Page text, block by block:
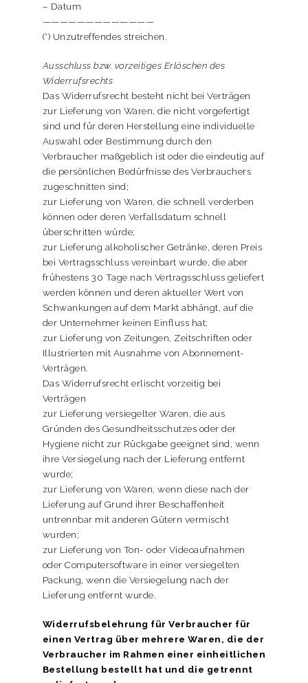
– Datum
—————————————
(*) Unzutreffendes streichen.
Ausschluss bzw. vorzeitiges Erlöschen des
Widerrufsrechts
Das Widerrufsrecht besteht nicht bei Verträgen
zur Lieferung von Waren, die nicht vorgefertigt
sind und für deren Herstellung eine individuelle
Auswahl oder Bestimmung durch den
Verbraucher maßgeblich ist oder die eindeutig auf
die persönlichen Bedürfnisse des Verbrauchers
zugeschnitten sind;
zur Lieferung von Waren, die schnell verderben
können oder deren Verfallsdatum schnell
überschritten würde;
zur Lieferung alkoholischer Getränke, deren Preis
bei Vertragsschluss vereinbart wurde, die aber
frühestens 30 Tage nach Vertragsschluss geliefert
werden können und deren aktueller Wert von
Schwankungen auf dem Markt abhängt, auf die
der Unternehmer keinen Einfluss hat;
zur Lieferung von Zeitungen, Zeitschriften oder
Illustrierten mit Ausnahme von Abonnement-
Verträgen.
Das Widerrufsrecht erlischt vorzeitig bei
Verträgen
zur Lieferung versiegelter Waren, die aus
Gründen des Gesundheitsschutzes oder der
Hygiene nicht zur Rückgabe geeignet sind, wenn
ihre Versiegelung nach der Lieferung entfernt
wurde;
zur Lieferung von Waren, wenn diese nach der
Lieferung auf Grund ihrer Beschaffenheit
untrennbar mit anderen Gütern vermischt
wurden;
zur Lieferung von Ton- oder Videoaufnahmen
oder Computersoftware in einer versiegelten
Packung, wenn die Versiegelung nach der
Lieferung entfernt wurde.
Widerrufsbelehrung für Verbraucher für
einen Vertrag über mehrere Waren, die der
Verbraucher im Rahmen einer einheitlichen
Bestellung bestellt hat und die getrennt